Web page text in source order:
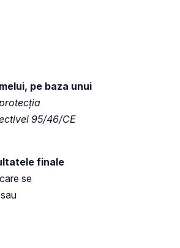
pe baza unui
95/46/CE
finale
se